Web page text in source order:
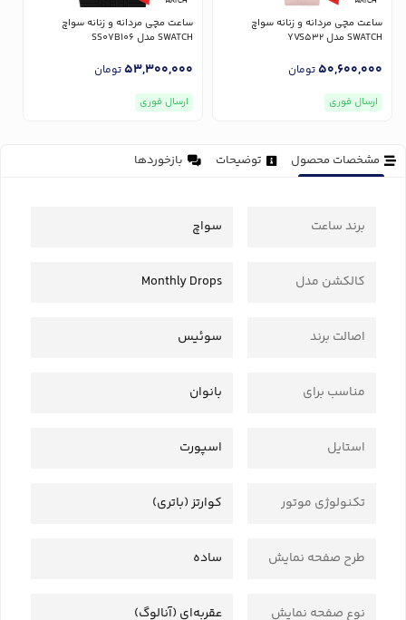
ساعت مچی مردانه و زنانه سواچ
SWATCH مدل YVS532
50,600,000تومان
ارسال فوری
ساعت مچی مردانه و زنانه سواچ
SWATCH مدل SS07B106
53,300,000تومان
ارسال فوری
مشخصات محصول توضیحات بازخوردها
برند ساعت سواچ
کالکشن مدل Monthly Drops
اصالت برند سوئیس
مناسب برای بانوان
استایل اسپورت
تکنولوژی موتور کوارتز (باتری)
طرح صفحه نمایش ساده
نوع صفحه نمایش عقربه‌ای (آنالوگ)